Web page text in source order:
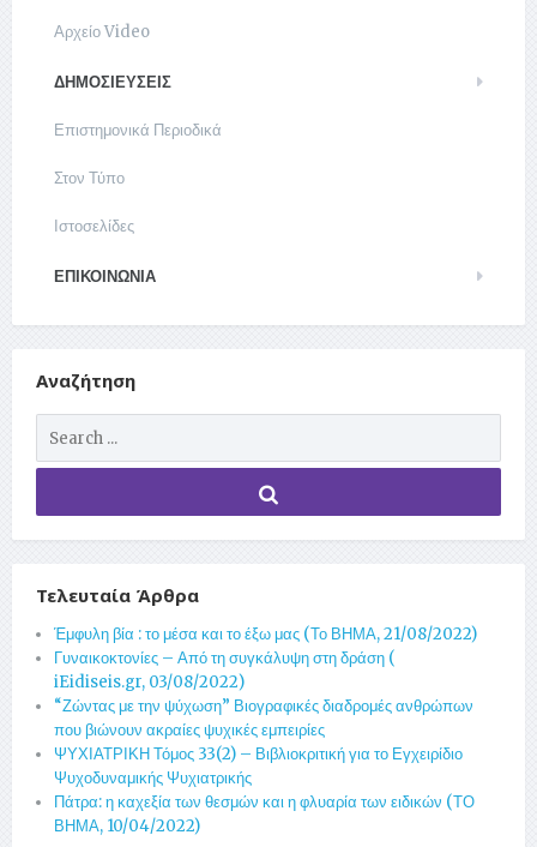
Αρχείο Video
ΔΗΜΟΣΙΕΥΣΕΙΣ
Επιστημονικά Περιοδικά
Στον Τύπο
Ιστοσελίδες
ΕΠΙΚΟΙΝΩΝΊΑ
Αναζήτηση
Τελευταία Άρθρα
Έμφυλη βία : το μέσα και το έξω μας (Το ΒΗΜΑ, 21/08/2022)
Γυναικοκτονίες – Από τη συγκάλυψη στη δράση (
iEidiseis.gr, 03/08/2022)
“Ζώντας με την ψύχωση” Βιογραφικές διαδρομές ανθρώπων
που βιώνουν ακραίες ψυχικές εμπειρίες
ΨΥΧΙΑΤΡΙΚΗ Τόμος 33(2) – Βιβλιοκριτική για το Εγχειρίδιο
Ψυχοδυναμικής Ψυχιατρικής
Πάτρα: η καχεξία των θεσμών και η φλυαρία των ειδικών (ΤΟ
ΒΗΜΑ, 10/04/2022)